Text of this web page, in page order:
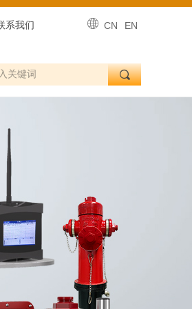
CN EN
ꄓ
系我们
끠